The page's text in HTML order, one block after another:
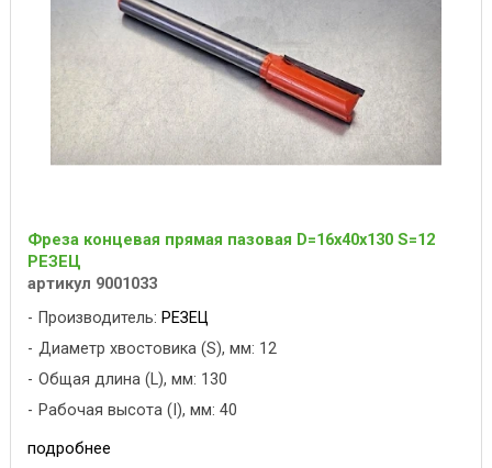
Фреза концевая прямая пазовая D=16x40x130 S=12
РЕЗЕЦ
артикул 9001033
Производитель: РЕЗЕЦ
Диаметр хвостовика (S), мм: 12
Общая длина (L), мм: 130
Рабочая высота (I), мм: 40
подробнее